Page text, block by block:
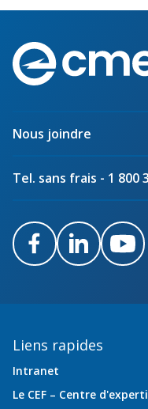
Nous joindre
Tel. sans frais - 1 800
FacebookLinkedIn
Liens rapides
Intranet
Le CEF – Centre